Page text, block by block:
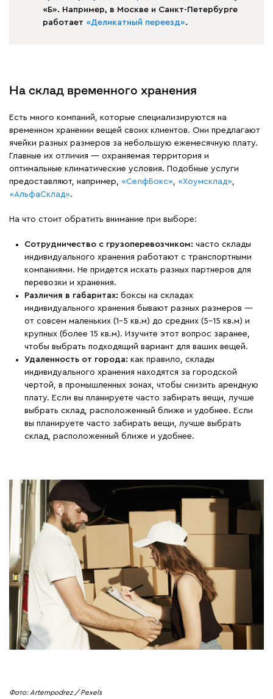
«Б». Например, в Москве и Санкт-Петербурге
работает «Деликатный переезд».
На склад временного хранения
Есть много компаний, которые специализируются на
временном хранении вещей своих клиентов. Они предлагают
ячейки разных размеров за небольшую ежемесячную плату.
Главные их отличия — охраняемая территория и
оптимальные климатические условия. Подобные услуги
предоставляют, например, «СелфБокс», «Хоумсклад»,
«АльфаСклад».
На что стоит обратить внимание при выборе:
Сотрудничество с грузоперевозчиком: часто склады
индивидуального хранения работают с транспортными
компаниями. Не придется искать разных партнеров для
перевозки и хранения.
Различия в габаритах: боксы на складах
индивидуального хранения бывают разных размеров —
от совсем маленьких (1–5 кв.м) до средних (5–15 кв.м) и
крупных (более 15 кв.м). Изучите этот вопрос заранее,
чтобы выбрать подходящий вариант для ваших вещей.
Удаленность от города: как правило, склады
индивидуального хранения находятся за городской
чертой, в промышленных зонах, чтобы снизить арендную
плату. Если вы планируете часто забирать вещи, лучше
выбрать склад, расположенный ближе и удобнее. Если
вы планируете часто забирать вещи, лучше выбрать
склад, расположенный ближе и удобнее.
Фото: Artempodrez / Pexels